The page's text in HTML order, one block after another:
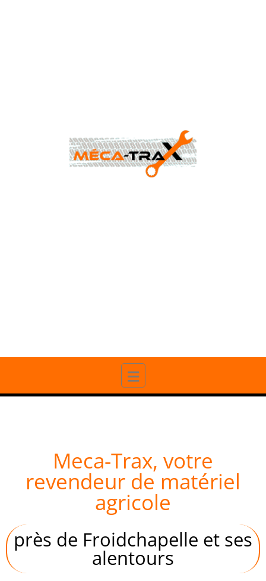
Meca-Trax, votre
revendeur de matériel
agricole
près de Froidchapelle et ses
alentours